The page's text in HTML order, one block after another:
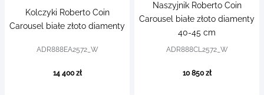
Kolczyki Roberto Coin
Carousel białe złoto diamenty
ADR888EA2572_W
14 400 zł
Naszyjnik Roberto Coin
Carousel białe złoto diamenty
40-45 cm
ADR888CL2572_W
10 850 zł